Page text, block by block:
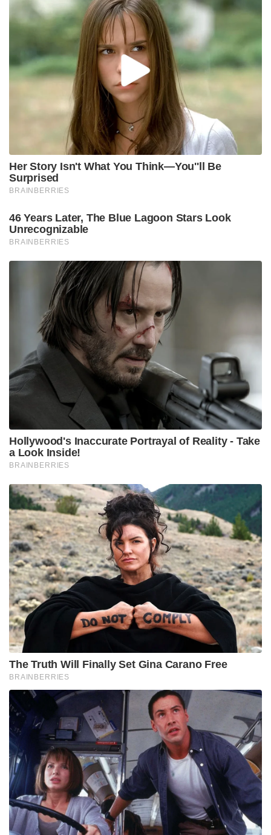
Her Story Isn't What You Think—You''ll Be
Surprised
BRAINBERRIES
46 Years Later, The Blue Lagoon Stars Look
Unrecognizable
BRAINBERRIES
Hollywood's Inaccurate Portrayal of Reality - Take
a Look Inside!
BRAINBERRIES
The Truth Will Finally Set Gina Carano Free
BRAINBERRIES